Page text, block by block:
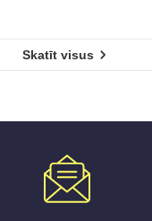
Skatīt visus